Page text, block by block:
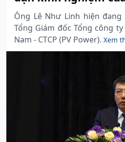
Ông Lê Như Linh hiện
Tổng Giám đốc Tổng công
Nam - CTCP (PV Power). Xem